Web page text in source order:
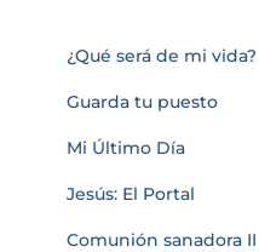
¿Qué será de mi vida?
Guarda tu puesto
Mi Último Día
Jesús: El Portal
Comunión sanadora II